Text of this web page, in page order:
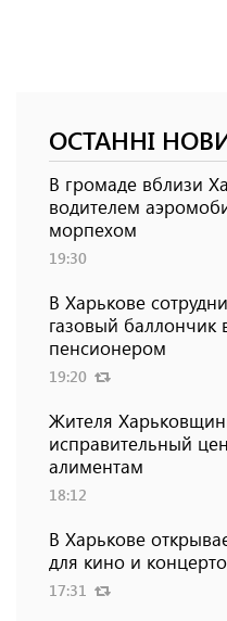
ОСТАННІ
В громаде вблизи
водителем
морпехом
19:30
В Харькове
газовый баллончик
пенсионером
19:20
Жителя
исправительный
алиментам
18:12
В Харькове
для кино и
17:31